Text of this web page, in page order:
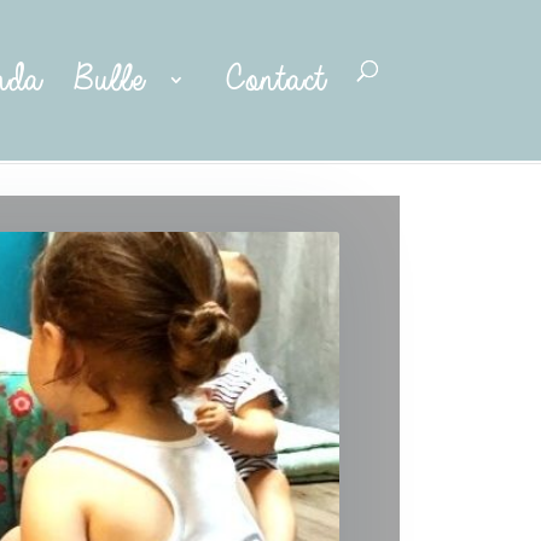
Bulle Contact